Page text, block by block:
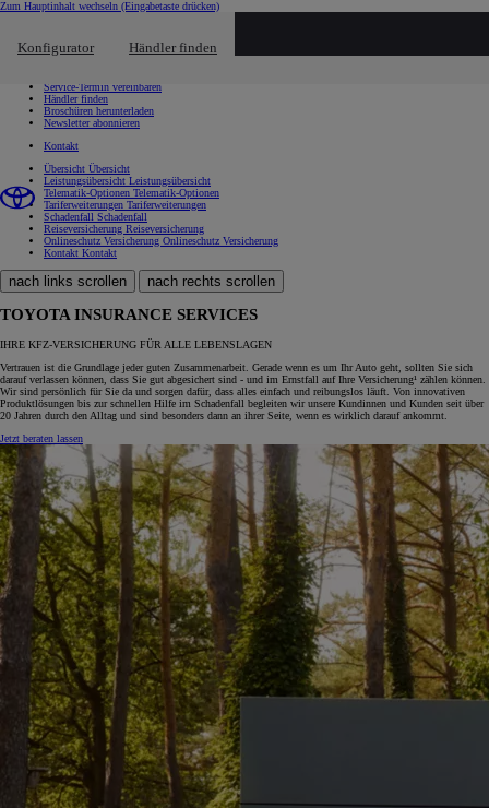
Zum Hauptinhalt wechseln (Eingabetaste drücken)
Konfigurator Händler finden
Schnellzugriff Klicken um das Reach-Out-Menü zu schließen
Service-Termin vereinbaren
Händler finden
Broschüren herunterladen
Newsletter abonnieren
Kontakt
Übersicht Übersicht
Leistungsübersicht Leistungsübersicht
Telematik-Optionen Telematik-Optionen
Tariferweiterungen Tariferweiterungen
Schadenfall Schadenfall
Reiseversicherung Reiseversicherung
Onlineschutz Versicherung Onlineschutz Versicherung
Kontakt Kontakt
nach links scrollen nach rechts scrollen
TOYOTA INSURANCE SERVICES
IHRE KFZ-VERSICHERUNG FÜR ALLE LEBENSLAGEN
Vertrauen ist die Grundlage jeder guten Zusammenarbeit. Gerade wenn es um Ihr Auto geht, sollten Sie sich
darauf verlassen können, dass Sie gut abgesichert sind - und im Ernstfall auf Ihre Versicherung¹ zählen können.
Wir sind persönlich für Sie da und sorgen dafür, dass alles einfach und reibungslos läuft. Von innovativen
Produktlösungen bis zur schnellen Hilfe im Schadenfall begleiten wir unsere Kundinnen und Kunden seit über
20 Jahren durch den Alltag und sind besonders dann an ihrer Seite, wenn es wirklich darauf ankommt.
Jetzt beraten lassen